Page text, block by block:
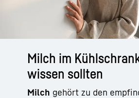
Milch im
wissen sollten
Milch gehört zu den